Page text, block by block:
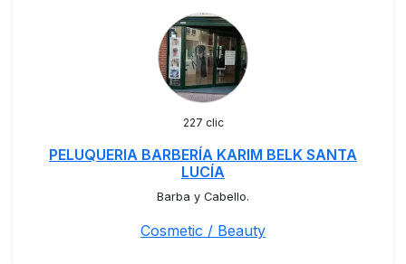
227 clic
PELUQUERIA BARBERÍA KARIM BELK SANTA
LUCÍA
Barba y Cabello.
Cosmetic / Beauty